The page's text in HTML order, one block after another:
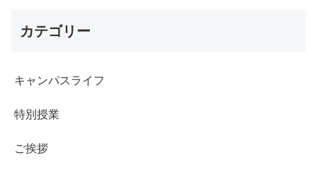
カテゴリー
キャンパスライフ
特別授業
ご挨拶